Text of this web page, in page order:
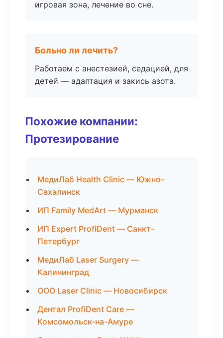
игровая зона, лечение во сне.
Больно ли лечить?
Работаем с анестезией, седацией, для
детей — адаптация и закись азота.
Похожие компании:
Протезирование
МедиЛаб Health Clinic — Южно-
Сахалинск
ИП Family MedArt — Мурманск
ИП Expert ProfiDent — Санкт-
Петербург
МедиЛаб Laser Surgery —
Калининград
ООО Laser Clinic — Новосибирск
Дентал ProfiDent Care —
Комсомольск-на-Амуре